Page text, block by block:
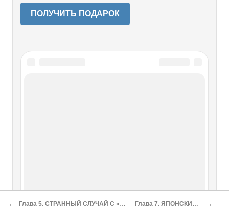
ПОЛУЧИТЬ ПОДАРОК
использовать в случае, если разразится война? Что мы
надеялись создать, так это
← Глава 5. СТРАННЫЙ СЛУЧАЙ С «ПОЛКОВНИКОМ X» Глава 7. ЯПОНСКИЙ ХАРАКТЕР →